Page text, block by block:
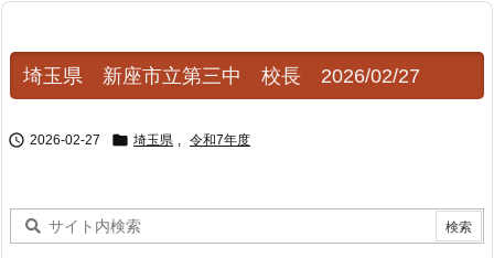
府
選
埼玉県 新座市立第三中 校長 2026/02/27
 2026-02-27  埼玉県 , 令和7年度